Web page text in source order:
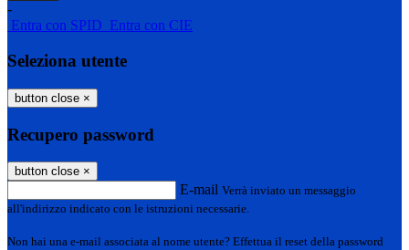
-
Entra con SPID Entra con CIE
Seleziona utente
button close ×
Recupero password
button close ×
E-mail Verrà inviato un messaggio
all'indirizzo indicato con le istruzioni necessarie.
Non hai una e-mail associata al nome utente? Effettua il reset della password